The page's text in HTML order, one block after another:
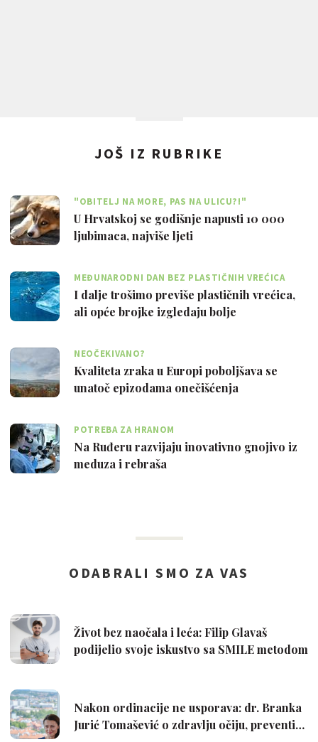
JOŠ IZ RUBRIKE
"OBITELJ NA MORE, PAS NA ULICU?!"
U Hrvatskoj se godišnje napusti 10 000
ljubimaca, najviše ljeti
MEĐUNARODNI DAN BEZ PLASTIČNIH VREĆICA
I dalje trošimo previše plastičnih vrećica,
ali opće brojke izgledaju bolje
NEOČEKIVANO?
Kvaliteta zraka u Europi poboljšava se
unatoč epizodama onečišćenja
POTREBA ZA HRANOM
Na Ruđeru razvijaju inovativno gnojivo iz
meduza i rebraša